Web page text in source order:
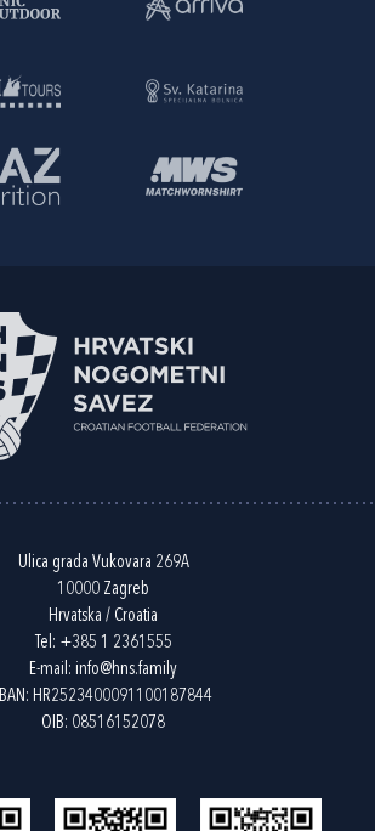
Ulica grada Vukovara 269A
10000 Zagreb
Hrvatska / Croatia
Tel: +385 1 2361555
E-mail: info@hns.family
IBAN: HR2523400091100187844
OIB: 08516152078